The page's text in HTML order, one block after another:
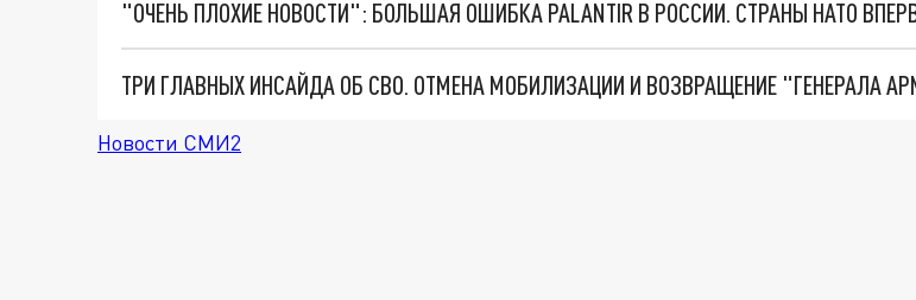
Новости СМИ2